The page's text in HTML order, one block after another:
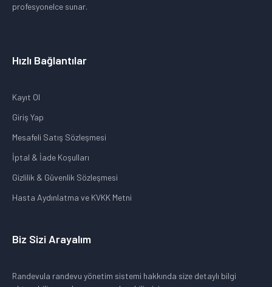
profesyonelce sunar.
Hızlı Bağlantılar
Kayıt Ol
Giriş Yap
Mesafeli Satış Sözleşmesi
İptal & İade Koşulları
Gizlilik & Güvenlik Sözleşmesi
Hasta Aydınlatma ve KVKK Metni
Biz Sizi Arayalım
Randevula randevu yönetim sistemi hakkında size detaylı bilgi